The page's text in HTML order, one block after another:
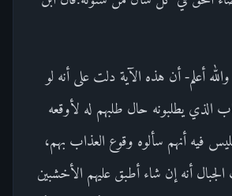
أعلم- أن هذه الآية دلت على أنه لو
الذي يطلبونه حال طلبهم له لأوقعه
فيه أنهم سألوه وقوع العذاب بهم،
أنه إن شاء أطبق عليهم الأخشبين